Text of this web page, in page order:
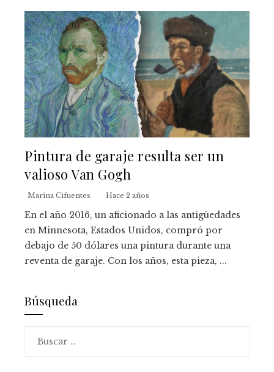
Pintura de garaje resulta ser un
valioso Van Gogh
Marina Cifuentes Hace 2 años
En el año 2016, un aficionado a las antigüedades
en Minnesota, Estados Unidos, compró por
debajo de 50 dólares una pintura durante una
reventa de garaje. Con los años, esta pieza, ...
Búsqueda